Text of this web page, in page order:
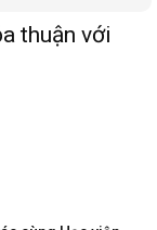
thuận với